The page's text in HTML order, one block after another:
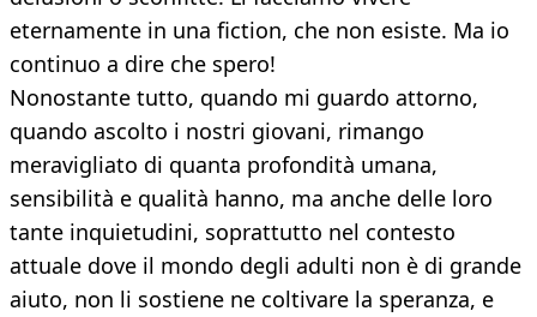
eternamente in una fiction, che non esiste. Ma io
continuo a dire che spero!
Nonostante tutto, quando mi guardo attorno,
quando ascolto i nostri giovani, rimango
meravigliato di quanta profondità umana,
sensibilità e qualità hanno, ma anche delle loro
tante inquietudini, soprattutto nel contesto
attuale dove il mondo degli adulti non è di grande
aiuto, non li sostiene ne coltivare la speranza, e